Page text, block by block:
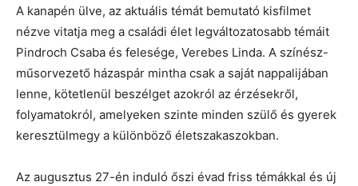
A kanapén ülve, az aktuális témát bemutató kisfilmet
nézve vitatja meg a családi élet legváltozatosabb témáit
Pindroch Csaba és felesége, Verebes Linda. A színész-
műsorvezető házaspár mintha csak a saját nappalijában
lenne, kötetlenül beszélget azokról az érzésekről,
folyamatokról, amelyeken szinte minden szülő és gyerek
keresztülmegy a különböző életszakaszokban.
Az augusztus 27-én induló őszi évad friss témákkal és új